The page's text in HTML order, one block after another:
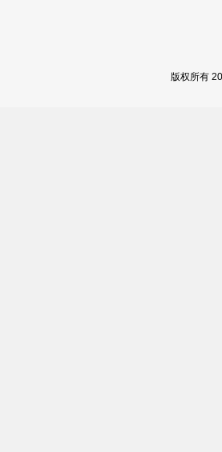
版权所有